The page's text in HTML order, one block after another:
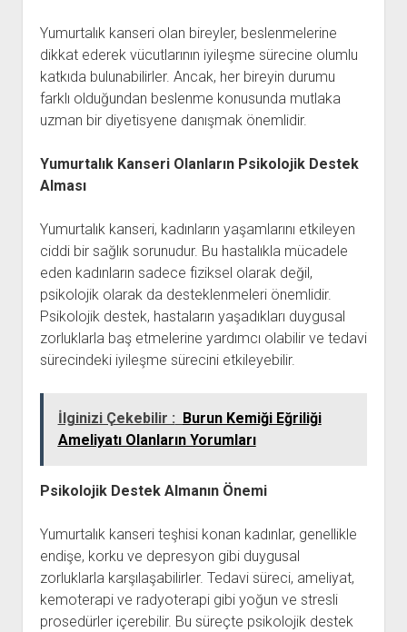
Yumurtalık kanseri olan bireyler, beslenmelerine
dikkat ederek vücutlarının iyileşme sürecine olumlu
katkıda bulunabilirler. Ancak, her bireyin durumu
farklı olduğundan beslenme konusunda mutlaka
uzman bir diyetisyene danışmak önemlidir.
Yumurtalık Kanseri Olanların Psikolojik Destek
Alması
Yumurtalık kanseri, kadınların yaşamlarını etkileyen
ciddi bir sağlık sorunudur. Bu hastalıkla mücadele
eden kadınların sadece fiziksel olarak değil,
psikolojik olarak da desteklenmeleri önemlidir.
Psikolojik destek, hastaların yaşadıkları duygusal
zorluklarla baş etmelerine yardımcı olabilir ve tedavi
sürecindeki iyileşme sürecini etkileyebilir.
İlginizi Çekebilir : Burun Kemiği Eğriliği
Ameliyatı Olanların Yorumları
Psikolojik Destek Almanın Önemi
Yumurtalık kanseri teşhisi konan kadınlar, genellikle
endişe, korku ve depresyon gibi duygusal
zorluklarla karşılaşabilirler. Tedavi süreci, ameliyat,
kemoterapi ve radyoterapi gibi yoğun ve stresli
prosedürler içerebilir. Bu süreçte psikolojik destek